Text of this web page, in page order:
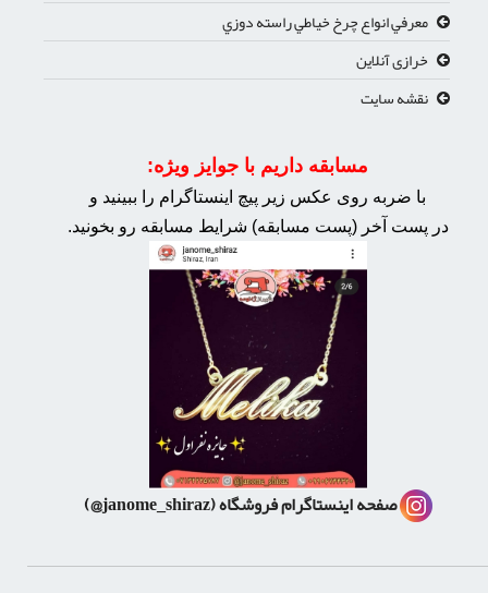
معرفي انواع چرخ خياطي راسته دوزي
خرازی آنلاین
نقشه سایت
مسابقه داریم با جوایز ویژه:
با ضربه روی عکس زیر پیچ اینستاگرام را ببینید و
در پست آخر (پست مسابقه) شرایط مسابقه رو بخونید.
صفحه اینستاگرام فروشگاه(janome_shiraz@)